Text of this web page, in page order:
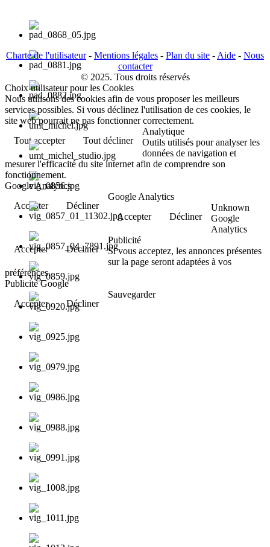
Charte de l'utilisateur- Mentions légales - Plan du site - Aide - Nous
contacter
© 2025. Tous droits réservés
Choix utilisateur pour les Cookies
Nous utilisons des cookies afin de vous proposer les meilleurs
services possibles. Si vous déclinez l'utilisation de ces cookies, le
site web pourrait ne pas fonctionner correctement.
Tout accepter
Tout décliner
Analytique
Outils utilisés pour analyser les
données de navigation et
mesurer l'efficacité du site internet afin de comprendre son
fonctionnement.
Google Analytics
Accepter
Décliner
Google Analytics
Accepter
Décliner
Unknown
Google
Analytics
Accepter
Décliner
Publicité
Si vous acceptez, les annonces présentes
sur la page seront adaptées à vos
préférences.
Publicité Google
Accepter
Décliner
Sauvegarder